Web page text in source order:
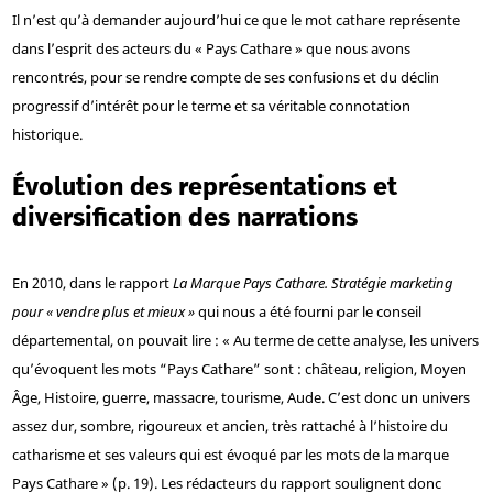
Il n’est qu’à demander aujourd’hui ce que le mot cathare représente
dans l’esprit des acteurs du « Pays Cathare » que nous avons
rencontrés, pour se rendre compte de ses confusions et du déclin
progressif d’intérêt pour le terme et sa véritable connotation
historique.
Évolution des représentations et
diversification des narrations
En 2010, dans le rapportLa Marque Pays Cathare. Stratégie marketing
pour « vendre plus et mieux »qui nous a été fourni par le conseil
départemental, on pouvait lire : « Au terme de cette analyse, les univers
qu’évoquent les mots “Pays Cathare” sont : château, religion, Moyen
Âge, Histoire, guerre, massacre, tourisme, Aude. C’est donc un univers
assez dur, sombre, rigoureux et ancien, très rattaché à l’histoire du
catharisme et ses valeurs qui est évoqué par les mots de la marque
Pays Cathare » (p. 19). Les rédacteurs du rapport soulignent donc